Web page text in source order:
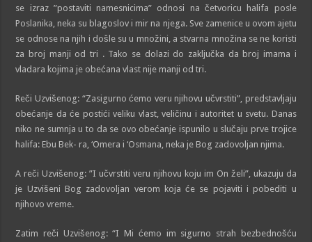
se izraz ”postaviti namesnicima” odnosi na četvoricu halifa posle
Poslanika, neka su blagoslov i mir na njega. Sve zamenice u ovom ajetu
se odnose na njih i došle su u množini, a stvarna množina se ne koristi
za broj manji od tri . Tako se dolazi do zaključka da broj imama i
vladara kojima je obećana vlast nije manji od tri.
Reči Uzvišenog: “Zasigurno ćemo veru njihovu učvrstiti”, predstavljaju
obećanje da će postići veliku vlast, veličinu i autoritet u svetu. Danas
niko ne sumnja u to da se ovo obećanje ispunilo u slučaju prve trojice
halifa: Ebu Bek- ra, ‘Omera i ‘Osmana, neka je Bog zadovoljan njima.
A reči Uzvišenog: ”I učvrstiti veru njihovu koju im On želi”, ukazuju da
je Uzvišeni Bog zadovoljan verom koja će se pojaviti i pobediti u
njihovo vreme.
Zatim reči Uzvišenog: “I Mi ćemo im sigurno strah bezbednošću